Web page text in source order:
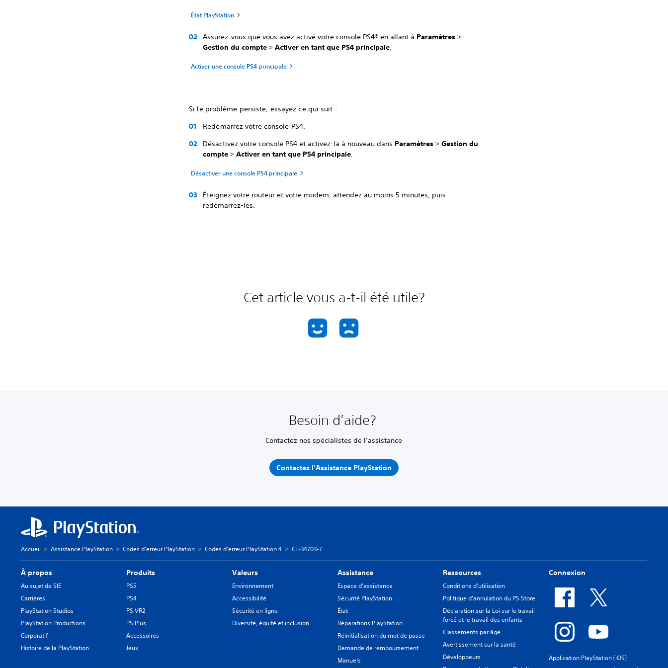
État PlayStation
Assurez-vous que vous avez activé votre console PS4® en allant à Paramètres >
Gestion du compte >Activer en tant que PS4 principale.
Activer une console PS4 principale
Si le problème persiste, essayez ce qui suit :
Redémarrez votre console PS4.
Désactivez votre console PS4 et activez-la à nouveau dans Paramètres >Gestion du
compte >Activer en tant que PS4 principale.
Désactiver une console PS4 principale
Éteignez votre routeur et votre modem, attendez au moins 5 minutes, puis
redémarrez-les.
Cet article vous a-t-il été utile?
Besoin d’aide?
Contactez nos spécialistes de l’assistance
Contactez l’Assistance PlayStation
Accueil Assistance PlayStation Codes d’erreur PlayStation Codes d’erreur PlayStation 4 CE-34703-7
À propos
Au sujet de SIE
Carrières
PlayStation Studios
PlayStation Productions
Corporatif
Histoire de la PlayStation
Produits
PS5
PS4
PS VR2
PS Plus
Accessoires
Jeux
Valeurs
Environnement
Accessibilité
Sécurité en ligne
Diversité, équité et inclusion
Assistance
Espace d'assistance
Sécurité PlayStation
État
Réparations PlayStation
Réinitialisation du mot de passe
Demande de remboursement
Manuels
Ressources
Conditions d’utilisation
Politique d'annulation du PS Store
Déclaration sur la Loi sur le travail
forcé et le travail des enfants
Classements par âge
Avertissement sur la santé
Développeurs
Connexion
Application PlayStation (iOS)